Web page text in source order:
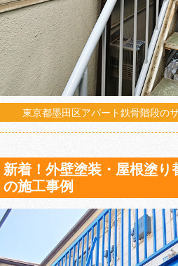
東京都墨田区アパート鉄骨階段の
新着！外壁塗装・屋根塗り
の施工事例